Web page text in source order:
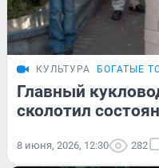
КУЛЬТУРА БОГАТЫЕ
Главный
сколотил
8 июня, 2026, 12:30 282